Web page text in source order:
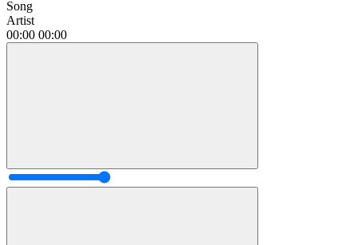
Song
Artist
00:00 00:00